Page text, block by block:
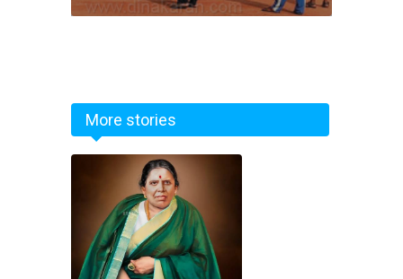
More stories